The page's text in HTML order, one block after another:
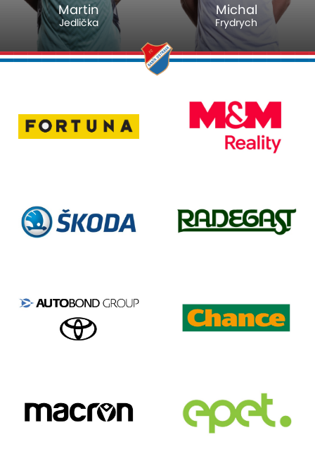
Martin
Jedlička
Michal
Frydrych